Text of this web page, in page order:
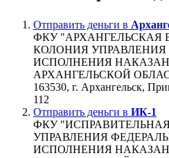
Отправить деньги в
ФКУ "АРХАНГЕЛЬСКАЯ
КОЛОНИЯ
ИСПОЛНЕНИЯ
АРХАНГЕЛЬСКОЙ
163530, г. Архангельск,
112
Отправить деньги в ИК-1
ФКУ
УПРАВЛЕНИЯ
ИСПОЛНЕНИЯ